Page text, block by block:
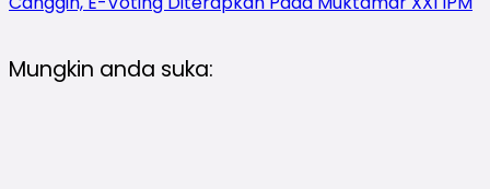
Mungkin anda suka: